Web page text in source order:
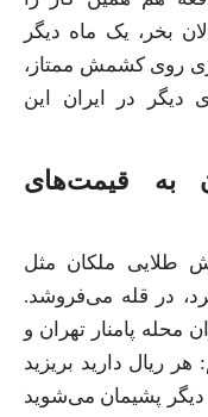
بخر، یک ماه دیگر
روی کشمش ممتاز،
در ایران این
به قیمت‌های
ملکان مثل
قله می‌فروشد.
پامنار تهران و
ریال دارید بریزید
پشیمان می‌شوید